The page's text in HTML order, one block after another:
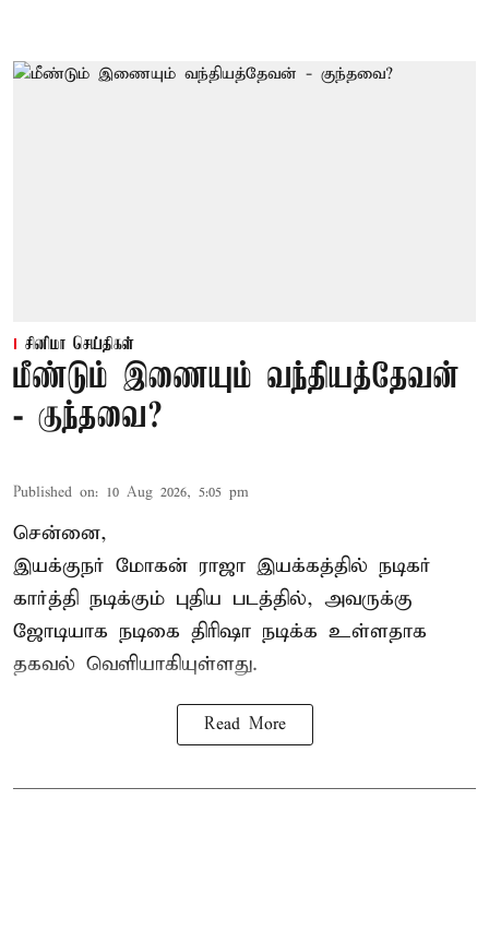
சினிமா செய்திகள்
மீண்டும் இணையும் வந்தியத்தேவன்
- குந்தவை?
Published on: 10 Aug 2026, 5:05 pm
சென்னை,
இயக்குநர் மோகன் ராஜா இயக்கத்தில் நடிகர்
கார்த்தி நடிக்கும் புதிய படத்தில், அவருக்கு
ஜோடியாக நடிகை திரிஷா நடிக்க உள்ளதாக
தகவல் வெளியாகியுள்ளது.
Read More